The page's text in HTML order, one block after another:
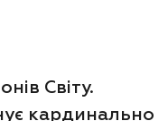
Світу.
кардинально